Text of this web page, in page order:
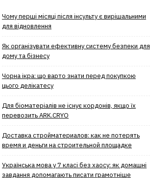
Чому перші місяці після інсульту є вирішальними
для відновлення
Як організувати ефективну систему безпеки для
дому та бізнесу
Чорна ікра: що варто знати перед покупкою
цього делікатесу
Для біоматеріалів не існує кордонів, якщо їх
перевозить ARK.CRYO
Доставка стройматериалов: как не потерять
время и деньги на строительной площадке
Українська мова у 7 класі без хаосу: як домашні
завдання допомагають писати грамотніше